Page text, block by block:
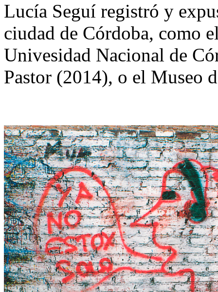
Lucía Seguí registró y
ciudad de Córdoba, como
Univesidad Nacional de
Pastor (2014), o el Museo